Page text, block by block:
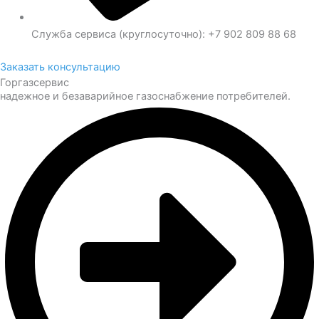
Служба сервиса (круглосуточно): +7 902 809 88 68
Заказать консультацию
Горгазсервис
надежное и безаварийное газоснабжение потребителей.